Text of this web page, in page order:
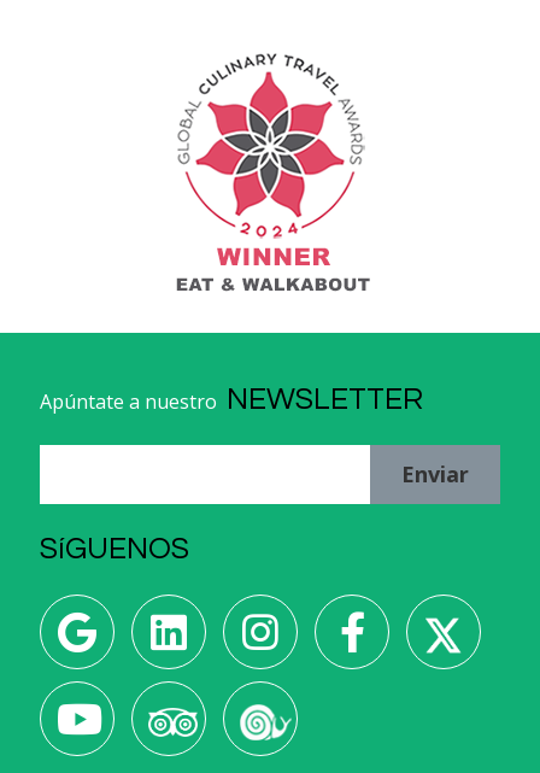
Apúntate a nuestro NEWSLETTER
Enviar
SíGUENOS